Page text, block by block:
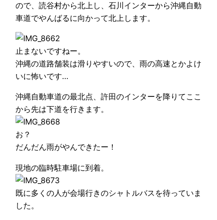
ので、読谷村から北上し、石川インターから沖縄自動
車道でやんばるに向かって北上します。
止まないですねー。
沖縄の道路舗装は滑りやすいので、雨の高速とかよけ
いに怖いです…
沖縄自動車道の最北点、許田のインターを降りてここ
から先は下道を行きます。
お？
だんだん雨がやんできたー！
現地の臨時駐車場に到着。
既に多くの人が会場行きのシャトルバスを待っていま
した。